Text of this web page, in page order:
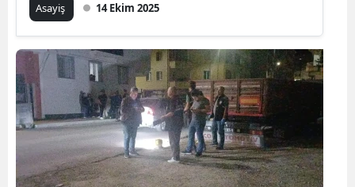
Asayiş 14 Ekim 2025